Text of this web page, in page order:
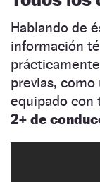
Hablando de
información
previas,
equipado con
2+ de